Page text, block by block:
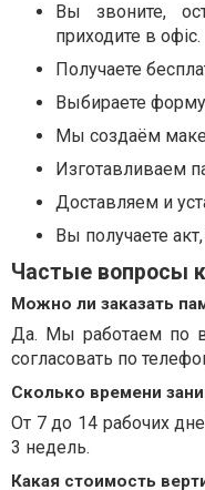
Вы звоните,
приходите в офіс.
Получаете
Выбираете
Мы создаём
Изготавливаем
Доставляем и
Вы получаете
Частые вопросы
Можно ли заказать
Да. Мы работаем по
согласовать по
Сколько времени
От 7 до 14 рабочих
3 недель.
Какая стоимость